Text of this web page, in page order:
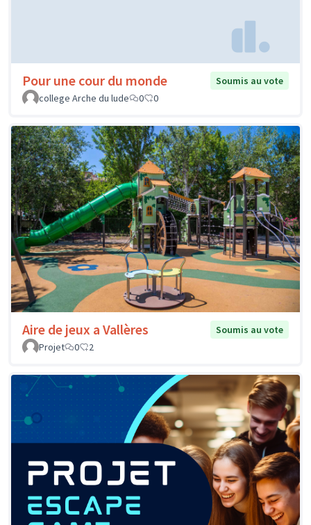
Pour une cour du monde
Soumis au vote
college Arche du lude
0 0
Aire de jeux a Vallères
Soumis au vote
Projet
0 2